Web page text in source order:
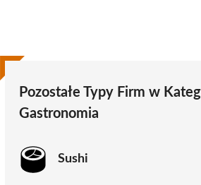
Pozostałe Typy Firm w
Gastronomia
Sushi